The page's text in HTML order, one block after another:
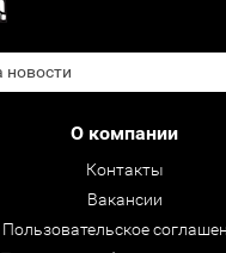
О компании
Контакты
Вакансии
Пользовательское